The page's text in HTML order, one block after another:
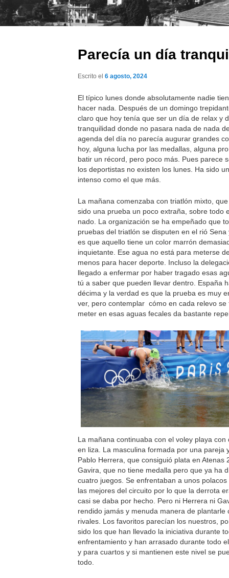
Parecía un día
Escrito el6 agosto, 2024
El típico lunes donde absolutamente nadie
hacer nada. Después de un domingo
claro que hoy tenía que ser un día de relax y
tranquilidad donde no pasara nada de nada
agenda del día no parecía augurar grandes
hoy, alguna lucha por las medallas, alguna
batir un récord, pero poco más. Pues parece
los deportistas no existen los lunes. Ha sido
intenso como el que más.
La mañana comenzaba con triatlón mixto,
sido una prueba un poco extraña, sobre todo
nado. La organización se ha empeñado que
pruebas del triatlón se disputen en el rió Sena
es que aquello tiene un color marrón
inquietante. Ese agua no está para meterse
menos para hacer deporte. Incluso la
llegado a enfermar por haber tragado esas
tú a saber que pueden llevar dentro. España
décima y la verdad es que la prueba es muy
ver, pero contemplar cómo en cada relevo se
meter en esas aguas fecales da bastante
La mañana continuaba con el voley playa con
en liza. La masculina formada por una pareja
Pablo Herrera, que consiguió plata en Atenas
Gavira, que no tiene medalla pero que ya ha
cuatro juegos. Se enfrentaban a unos
las mejores del circuito por lo que la derrota
casi se daba por hecho. Pero ni Herrera ni
rendido jamás y menuda manera de plantarle
rivales. Los favoritos parecían los nuestros,
sido los que han llevado la iniciativa durante
enfrentamiento y han arrasado durante todo
y para cuartos y si mantienen este nivel se
todo.